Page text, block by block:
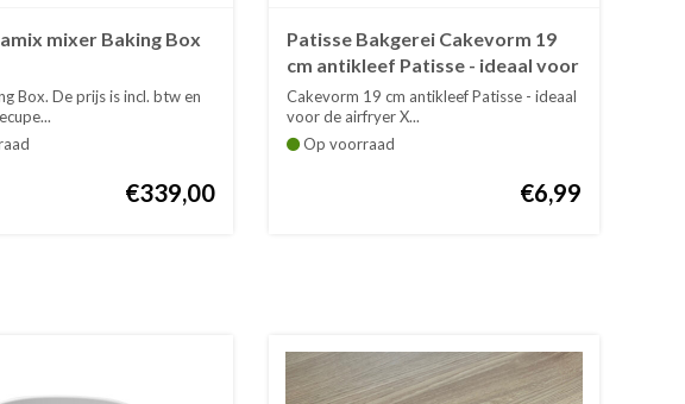
mixer Baking Box
Box. De prijs is incl. btw en
€339,00
Patisse Bakgerei Cakevorm 19
cm antikleef Patisse - ideaal voor
Airfryer
Cakevorm 19 cm antikleef Patisse - ideaal
voor de airfryer X...
Op voorraad
€6,99